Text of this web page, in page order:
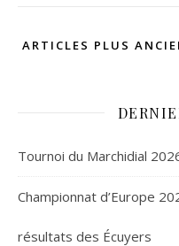
ARTICLES PLUS
Tournoi du Marchidial
Championnat d’Europe
résultats des Écuyers